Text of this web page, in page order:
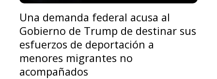
Una demanda federal acusa al
Gobierno de Trump de destinar sus
esfuerzos de deportación a
menores migrantes no
acompañados